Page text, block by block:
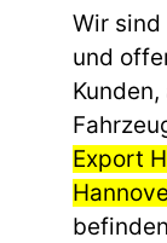
Wir
und
Export